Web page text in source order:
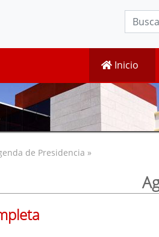
Inicio
de Presidencia »